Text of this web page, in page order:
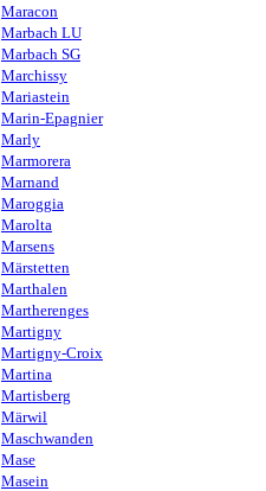
Maracon
Marbach LU
Marbach SG
Marchissy
Mariastein
Marin-Epagnier
Marly
Marmorera
Marnand
Maroggia
Marolta
Marsens
Märstetten
Marthalen
Martherenges
Martigny
Martigny-Croix
Martina
Martisberg
Märwil
Maschwanden
Mase
Masein